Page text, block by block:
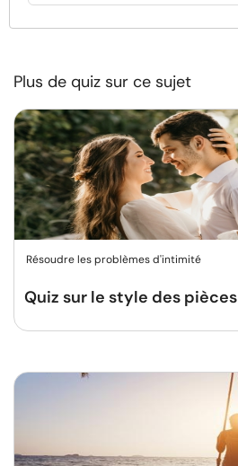
Plus de quiz sur ce sujet
Résoudre les problèmes d'intimité
Quiz sur le style des pièces